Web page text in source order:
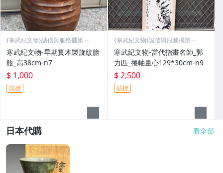
{寒武紀文物}誠信與服務擺第一
寒武紀文物-早期實木製旋紋膽
瓶_高38cm-n7
$ 1,000
競標
{寒武紀文物}誠信與服務擺第一
寒武紀文物-當代指畫名師_郭
力匹_捲軸畫心129*30cm-n9
$ 2,500
競標
日本代購 看全部